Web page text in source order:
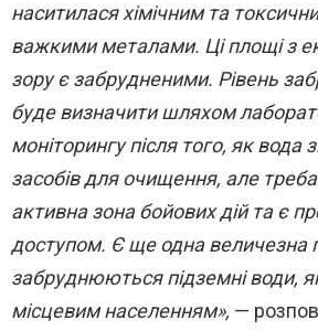
наситилася хімічним та
важкими металами. Ці площі з
зору є забрудненими. Рівень
буде визначити шляхом
моніторингу після того, як вода
засобів для очищення, але
активна зона бойових дій та є
доступом. Є ще одна величезна
забруднюються підземні води,
місцевим населенням», —